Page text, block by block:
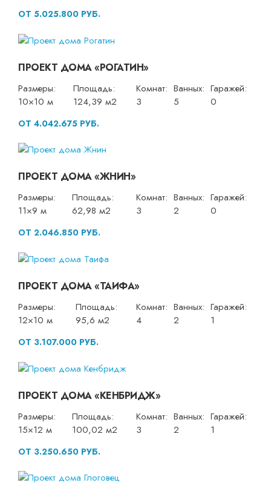
ОТ 5.025.800 РУБ.
ПРОЕКТ ДОМА «РОГАТИН»
Размеры:
10×10 м
Площадь:
124,39 м2
Комнат:
3
Ванных:
5
Гаражей:
0
ОТ 4.042.675 РУБ.
ПРОЕКТ ДОМА «ЖНИН»
Размеры:
11×9 м
Площадь:
62,98 м2
Комнат:
3
Ванных:
2
Гаражей:
0
ОТ 2.046.850 РУБ.
ПРОЕКТ ДОМА «ТАИФА»
Размеры:
12×10 м
Площадь:
95,6 м2
Комнат:
4
Ванных:
2
Гаражей:
1
ОТ 3.107.000 РУБ.
ПРОЕКТ ДОМА «КЕНБРИДЖ»
Размеры:
15×12 м
Площадь:
100,02 м2
Комнат:
3
Ванных:
2
Гаражей:
1
ОТ 3.250.650 РУБ.